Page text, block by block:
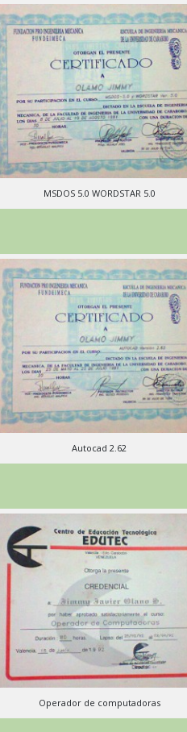
MSDOS 5.0 WORDSTAR 5.0
Autocad 2.62
Operador de computadoras